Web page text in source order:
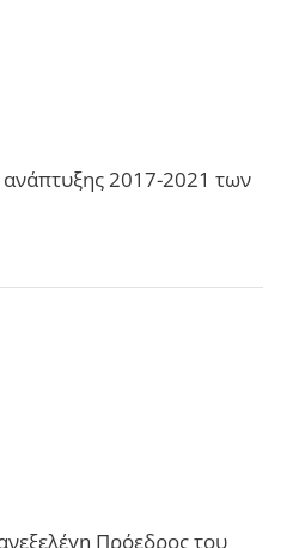
2017-2021 των
Πρόεδρος του